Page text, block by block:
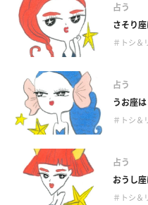
占う
さそり
＃トシ＆
占う
うお座は
＃トシ＆
占う
おうし
＃トシ＆